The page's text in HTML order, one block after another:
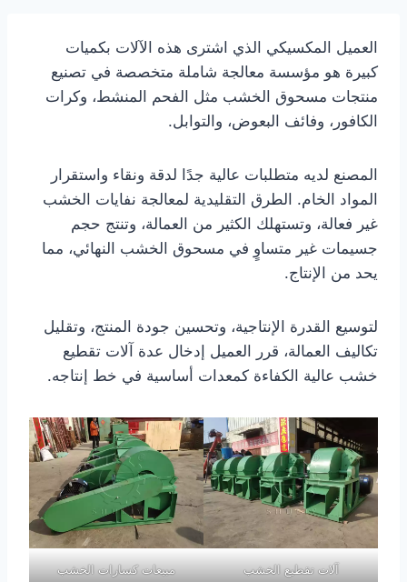
العميل المكسيكي الذي اشترى هذه الآلات بكميات
كبيرة هو مؤسسة معالجة شاملة متخصصة في تصنيع
منتجات مسحوق الخشب مثل الفحم المنشط، وكرات
الكافور، وفائف البعوض، والتوابل.
المصنع لديه متطلبات عالية جدًا لدقة ونقاء واستقرار
المواد الخام. الطرق التقليدية لمعالجة نفايات الخشب
غير فعالة، وتستهلك الكثير من العمالة، وتنتج حجم
جسيمات غير متساوٍ في مسحوق الخشب النهائي، مما
يحد من الإنتاج.
لتوسيع القدرة الإنتاجية، وتحسين جودة المنتج، وتقليل
تكاليف العمالة، قرر العميل إدخال عدة آلات تقطيع
خشب عالية الكفاءة كمعدات أساسية في خط إنتاجه.
آلات تقطيع الخشب مبيعات كسارات الخشب